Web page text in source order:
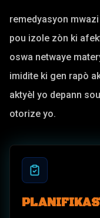
remedyasyon
pou izole zòn ki
oswa netwaye
imidite ki gen rapò
aktyèl yo depann
otorize yo.